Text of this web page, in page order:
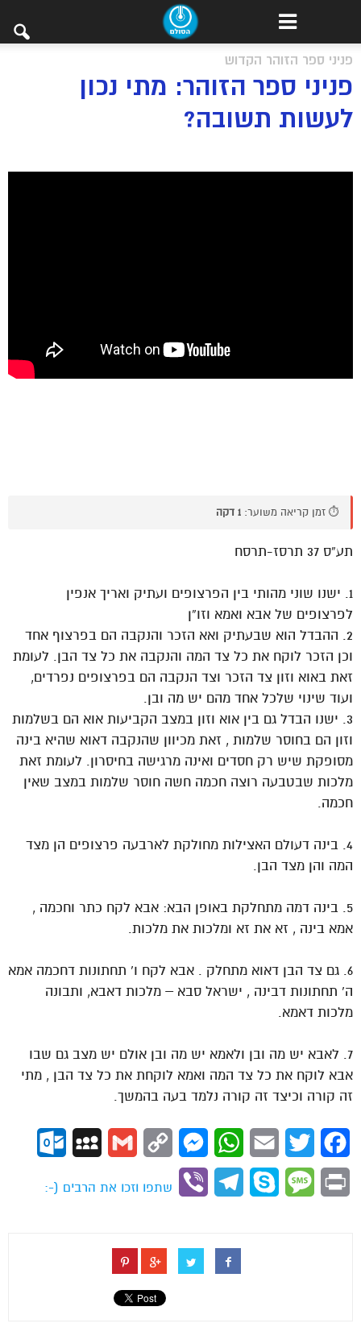
פניני ספר הזוהר הקדוש
פניני ספר הזוהר: מתי נכון
לעשות תשובה?
⏱️ זמן קריאה משוער: 1 דקה
תע”ס 37 תרסז-תרסח
1. ישנו שוני מהותי בין הפרצופים ועתיק ואריך אנפין
לפרצופים של אבא ואמא וזו”ן
2. ההבדל הוא שבעתיק ואא הזכר והנקבה הם בפרצוף אחד
וכן הזכר לוקח את כל צד המה והנקבה את כל צד הבן. לעומת
זאת באוא וזון צד הזכר וצד הנקבה הם בפרצופים נפרדים,
ועוד שינוי שלכל אחד מהם יש מה ובן.
3. ישנו הבדל גם בין אוא וזון במצב הקביעות אוא הם בשלמות
וזון הם בחוסר שלמות , זאת מכיוון שהנקבה דאוא שהיא בינה
מסופקת שיש רק חסדים ואינה מרגישה בחיסרון. לעומת זאת
מלכות שבטבעה רוצה חכמה חשה חוסר שלמות במצב שאין
חכמה.
4. בינה דעולם האצילות מחולקת לארבעה פרצופים הן מצד
המה והן מצד הבן.
5. בינה דמה מתחלקת באופן הבא: אבא לקח כתר וחכמה ,
אמא בינה , זא את זא ומלכות את מלכות.
6. גם צד הבן דאוא מתחלק . אבא לקח ו’ תחתונות דחכמה אמא
ה’ תחתונות דבינה , ישראל סבא – מלכות דאבא, ותבונה
מלכות דאמא.
7. לאבא יש מה ובן ולאמא יש מה ובן אולם יש מצב גם שבו
אבא לוקח את כל צד המה ואמא לוקחת את כל צד הבן , מתי
זה קורה וכיצד זה קורה נלמד בעה בהמשך.
Facebook
Twitter
Email
WhatsApp
Messenger
Copy
Gmail
MySpace
Print
Message
Skype
Telegram
Viber
שתפו וזכו את הרבים (-: